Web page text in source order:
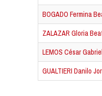
BOGADO Fermina
ZALAZAR Gloria
LEMOS César Gabriel
GUALTIERI Danilo